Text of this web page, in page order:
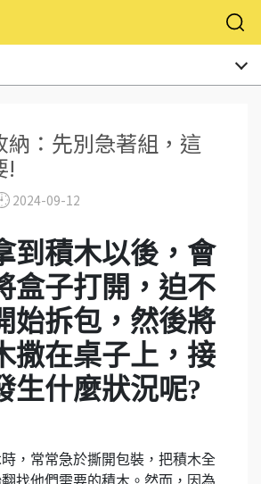
納：先別急著組，這
!
2024-09-12
到積木以後，會
盒子打開，迫不
始拆包，然後將
撒在桌子上，接
生什麼狀況呢?
，常常急於撕開包裝，把積木全
找他們需要的積木。然而，因為